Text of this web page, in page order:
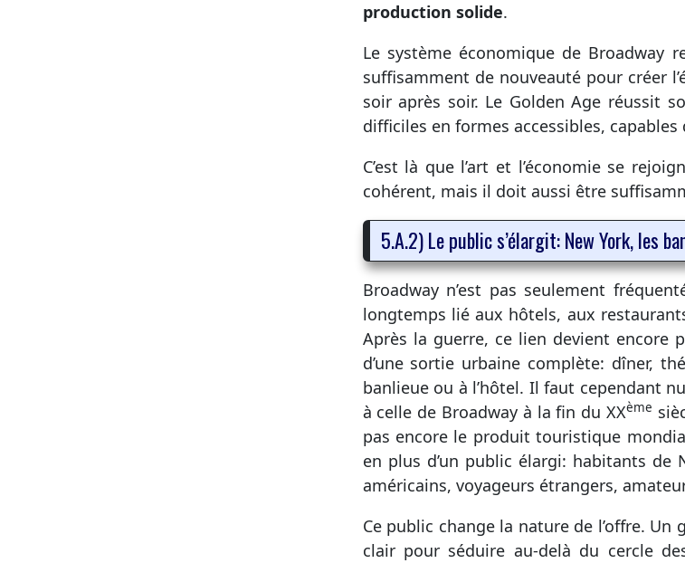
production solide.
Le système économique de Broadway
suffisamment de nouveauté pour créer
soir après soir. Le Golden Age réussit
difficiles en formes accessibles, capables
C’est là que l’art et l’économie se
cohérent, mais il doit aussi être
5.A.2) Le public s’élargit: New York, les
Broadway n’est pas seulement
longtemps lié aux hôtels, aux
Après la guerre, ce lien devient encore
d’une sortie urbaine complète: dîner,
banlieue ou à l’hôtel. Il faut cependant
à celle de Broadway à la fin du XXème
pas encore le produit touristique
en plus d’un public élargi: habitants de
américains, voyageurs étrangers,
Ce public change la nature de l’offre.
clair pour séduire au-delà du cercle